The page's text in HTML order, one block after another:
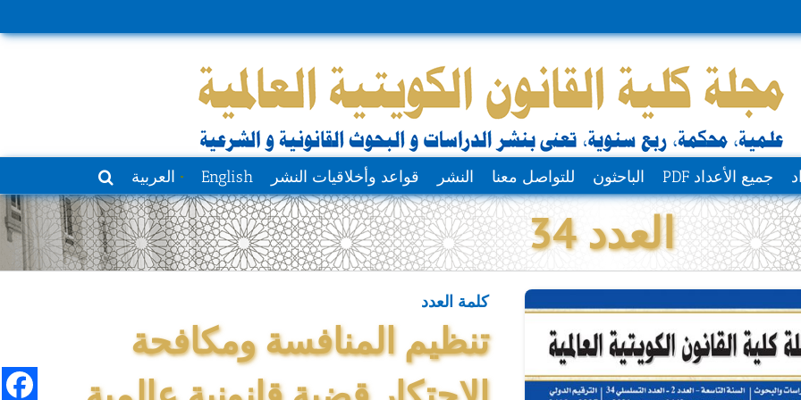
جميع الأعداد PDF الباحثون للتواصل معنا النشر قواعد وأخلاقيات النشر English العربية
العدد 34
كلمة العدد
تنظيم المنافسة ومكافحة